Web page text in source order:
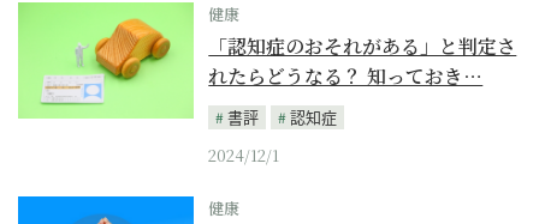
健康
「認知症のおそれがある」と判定さ
れたらどうなる？ 知っておき…
書評
認知症
2024/12/1
健康